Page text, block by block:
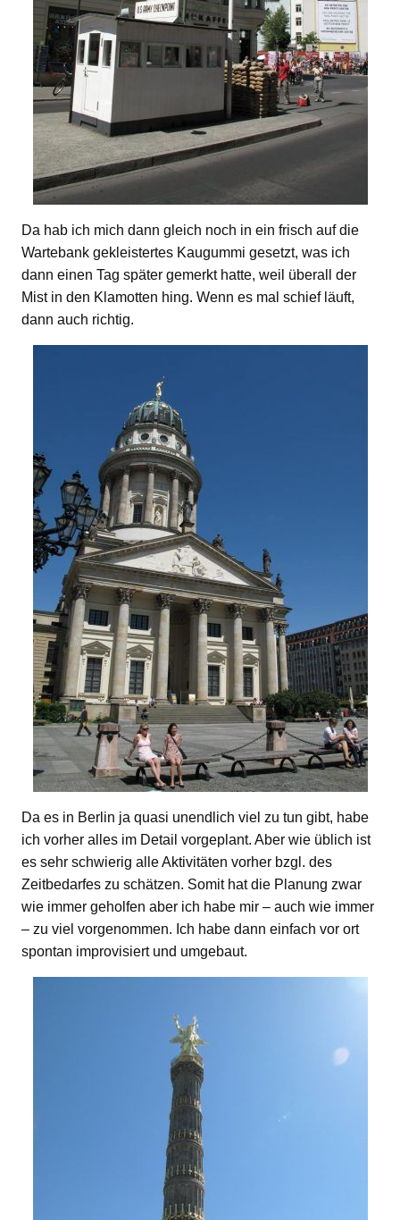
Da hab ich mich dann gleich noch in ein frisch auf die
Wartebank gekleistertes Kaugummi gesetzt, was ich
dann einen Tag später gemerkt hatte, weil überall der
Mist in den Klamotten hing. Wenn es mal schief läuft,
dann auch richtig.
Da es in Berlin ja quasi unendlich viel zu tun gibt, habe
ich vorher alles im Detail vorgeplant. Aber wie üblich ist
es sehr schwierig alle Aktivitäten vorher bzgl. des
Zeitbedarfes zu schätzen. Somit hat die Planung zwar
wie immer geholfen aber ich habe mir – auch wie immer
– zu viel vorgenommen. Ich habe dann einfach vor ort
spontan improvisiert und umgebaut.